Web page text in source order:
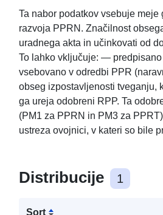
L’ANDORRE
Ta nabor podatkov vsebuje meje
razvoja PPRN. Značilnost
uradnega akta in učinkovati od
To lahko vključuje: —
vsebovano v odredbi PPR
obseg izpostavljenosti tveganju,
ga ureja odobreni RPP. Ta
(PM1 za PPRN in PM3 za
ustreza ovojnici, v kateri so bile
Distribucije 1
Sort